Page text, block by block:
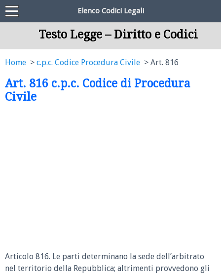
Elenco Codici Legali
Testo Legge – Diritto e Codici
Home c.p.c. Codice Procedura Civile Art. 816
Art. 816 c.p.c. Codice di Procedura
Civile
Articolo 816. Le parti determinano la sede dell’arbitrato
nel territorio della Repubblica; altrimenti provvedono gli